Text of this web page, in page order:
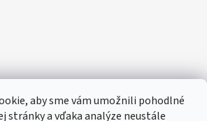
aby sme vám umožnili pohodlné
stránky a vďaka analýze neustále